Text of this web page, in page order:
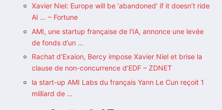
Xavier Niel: Europe will be ‘abandoned’ if it doesn’t ride
AI … – Fortune
AMI, une startup française de l’IA, annonce une levée
de fonds d’un …
Rachat d’Exaion, Bercy impose Xavier Niel et brise la
clause de non-concurrence d’EDF – ZDNET
la start-up AMI Labs du français Yann Le Cun reçoit 1
milliard de …